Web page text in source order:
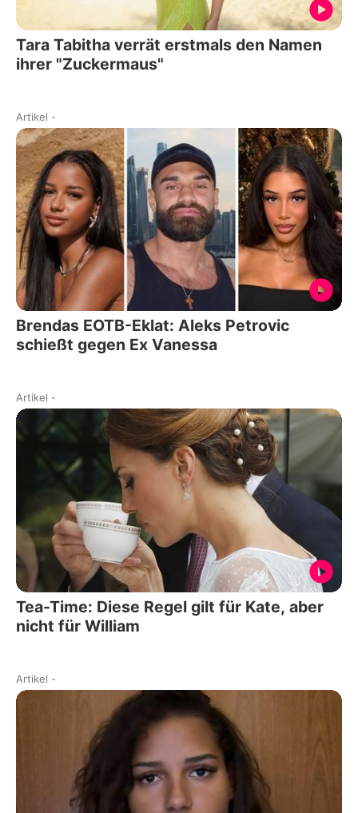
Tara Tabitha verrät erstmals den Namen
ihrer "Zuckermaus"
Artikel -
Brendas EOTB-Eklat: Aleks Petrovic
schießt gegen Ex Vanessa
Artikel -
Tea-Time: Diese Regel gilt für Kate, aber
nicht für William
Artikel -